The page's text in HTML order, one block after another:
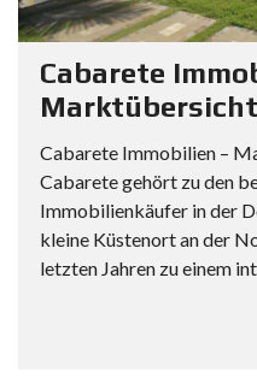
Cabarete
Cabarete Immobilien –
Cabarete gehört zu den
Immobilienkäufer in der
kleine Küstenort an der
letzten Jahren zu einem